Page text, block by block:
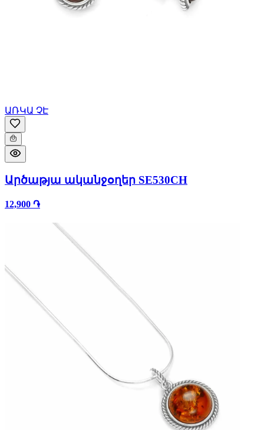
ԱՌԿԱ ՉԷ
Արծաթյա ականջօղեր SE530CH
12,900 ֏